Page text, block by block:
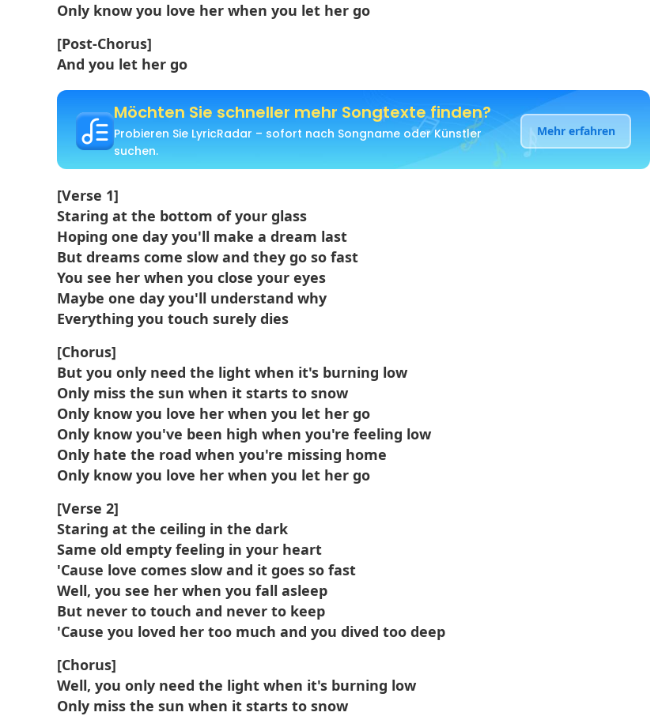
Only know you love her when you let her go
[Post-Chorus]
And you let her go
Möchten Sie schneller mehr Songtexte finden?
Probieren Sie LyricRadar – sofort nach Songname oder Künstler
suchen.
Mehr erfahren
[Verse 1]
Staring at the bottom of your glass
Hoping one day you'll make a dream last
But dreams come slow and they go so fast
You see her when you close your eyes
Maybe one day you'll understand why
Everything you touch surely dies
[Chorus]
But you only need the light when it's burning low
Only miss the sun when it starts to snow
Only know you love her when you let her go
Only know you've been high when you're feeling low
Only hate the road when you're missing home
Only know you love her when you let her go
[Verse 2]
Staring at the ceiling in the dark
Same old empty feeling in your heart
'Cause love comes slow and it goes so fast
Well, you see her when you fall asleep
But never to touch and never to keep
'Cause you loved her too much and you dived too deep
[Chorus]
Well, you only need the light when it's burning low
Only miss the sun when it starts to snow